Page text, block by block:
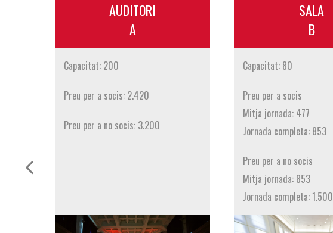
AUDITORI
A
Capacitat: 200
Preu per a socis: 2.420
Preu per a no socis: 3.200
SALA
B
Capacitat: 80
Preu per a socis
Mitja jornada: 477
Jornada completa: 853
Preu per a no socis
Mitja jornada: 853
Jornada completa: 1.500